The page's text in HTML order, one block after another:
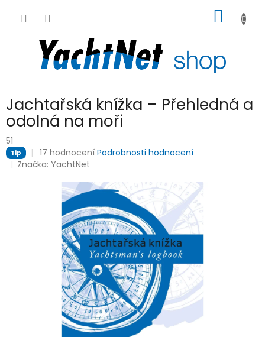
KOŠÍK
Jachtařská knížka – Přehledná a
odolná na moři
51
Tip
Průměrné
hodnocení
hvězdiček.
17 hodnocení Podrobnosti hodnocení
Značka:YachtNet